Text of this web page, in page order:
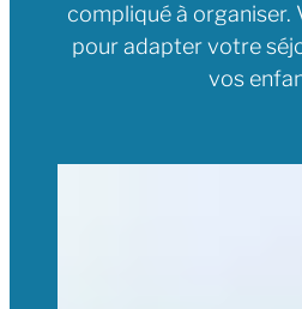
compliqué à organiser.
pour adapter votre
vos